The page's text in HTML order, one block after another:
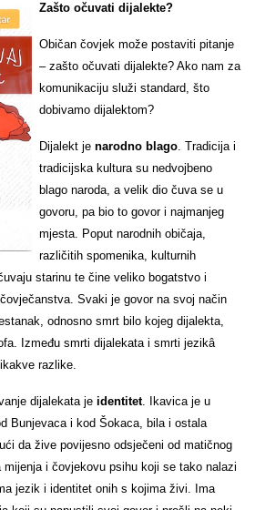
Zašto očuvati dijalekte?
Običan čovjek može postaviti pitanje
– zašto očuvati dijalekte? Ako nam za
komunikaciju služi standard, što
dobivamo dijalektom?
Dijalekt je narodno blago. Tradicija i
tradicijska kultura su nedvojbeno
blago naroda, a velik dio čuva se u
govoru, pa bio to govor i najmanjeg
mjesta. Poput narodnih običaja,
različitih spomenika, kulturnih
starinu te čine veliko bogatstvo i
Svaki je govor na svoj način
odnosno smrt bilo kojeg dijalekta,
Između smrti dijalekata i smrti jezikâ
razlike.
dijalekata je identitet. Ikavica je u
Bunjevaca i kod Šokaca, bila i ostala
da žive povijesno odsječeni od matičnog
mijenja i čovjekovu psihu koji se tako nalazi
jezik i identitet onih s kojima živi. Ima